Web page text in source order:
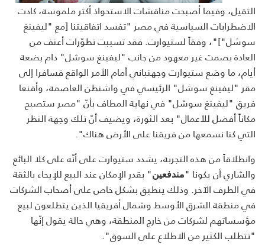
الثقيل، وفيما أصبحت مناقشات الاستحواذ أكثر ملموسة، كادت
الاضطرابات السياسية في مصر "تفسد اتفاقيتنا [مع "ليفينغ
سوشل"]"، وفقاً لستيوارت. فقد تسببت تطوّرات أعنف من
العادة بصمت غير معهود من جانب "ليفينغ سوشل" دام بضعة
أيام، ما وضع ستيوارت وجهنباني أمام الأمر الواقع فسافرا إلى
مقر "ليفينغ سوشل" الرئيسي في واشنطن العاصمة، وأقنعا
فريق "ليفينغ سوشل" في نهاية المطاف بأنّ "مصر ستصبح
مكاناً أفضل للأعمال" بعد الثورة، ويضيف أنّ تلك وجهة النظر
التي كنا نسمعها من فريقنا على الأرض هناك".
وانطلاقاً من هذه التجربة، يشدد ستيوارت على أنّه على كلا البائع
والشاري أن يكونا "مندفعين" بقدر الإمكان عند البيع للإيحاء بالثقة
في الطرف الآخر. وذلك ينطبق بشكل خاص على أصحاب الشركات
في منطقة الشرق الأوسط وشمال أفريقيا الذين يتطلعون لبيع
مؤسساتهم لشركات من خارج المنطقة، وهي حالة يقول إنّها
"تتطلب الكثير من الاطلاع على السوق".